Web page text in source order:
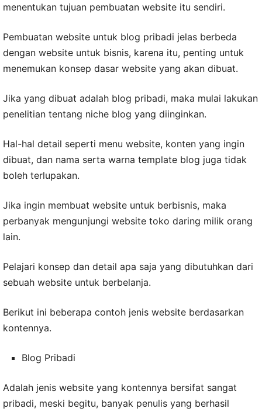
menentukan tujuan pembuatan website itu sendiri.
Pembuatan website untuk blog pribadi jelas berbeda
dengan website untuk bisnis, karena itu, penting untuk
menemukan konsep dasar website yang akan dibuat.
Jika yang dibuat adalah blog pribadi, maka mulai lakukan
penelitian tentang niche blog yang diinginkan.
Hal-hal detail seperti menu website, konten yang ingin
dibuat, dan nama serta warna template blog juga tidak
boleh terlupakan.
Jika ingin membuat website untuk berbisnis, maka
perbanyak mengunjungi website toko daring milik orang
lain.
Pelajari konsep dan detail apa saja yang dibutuhkan dari
sebuah website untuk berbelanja.
Berikut ini beberapa contoh jenis website berdasarkan
kontennya.
Blog Pribadi
Adalah jenis website yang kontennya bersifat sangat
pribadi, meski begitu, banyak penulis yang berhasil